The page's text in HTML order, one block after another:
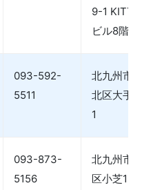
9-1
ビル8階
093-592-
5511
北九州市
北区大手
1
093-873-
5156
北九州市
区小芝1-